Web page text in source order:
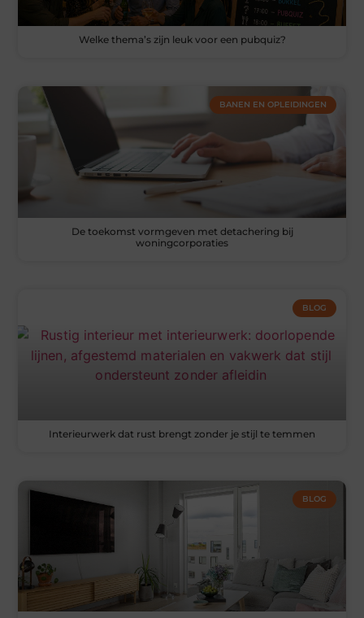
Welke thema’s zijn leuk voor een pubquiz?
BANEN EN OPLEIDINGEN
De toekomst vormgeven met detachering bij
woningcorporaties
BLOG
Interieurwerk dat rust brengt zonder je stijl te temmen
BLOG